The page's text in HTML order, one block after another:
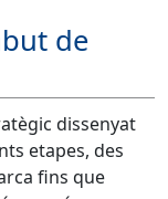
de
dissenyat
etapes, des
fins que